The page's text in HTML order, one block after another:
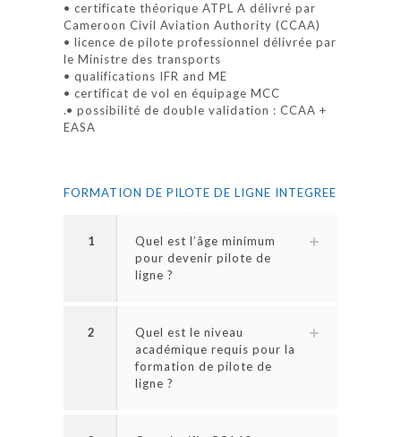
• certificate théorique ATPL A délivré par
Cameroon Civil Aviation Authority (CCAA)
• licence de pilote professionnel délivrée par
le Ministre des transports
• qualifications IFR and ME
• certificat de vol en équipage MCC
.• possibilité de double validation : CCAA +
EASA
FORMATION DE PILOTE DE LIGNE INTEGREE
1
Quel est l’âge minimum
pour devenir pilote de
ligne ?
2
Quel est le niveau
académique requis pour la
formation de pilote de
ligne ?